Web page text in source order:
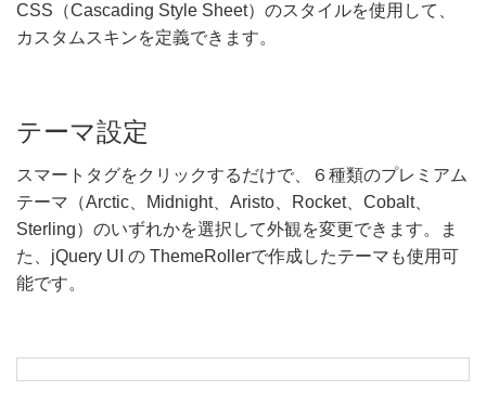
CSS（Cascading Style Sheet）のスタイルを使用して、
カスタムスキンを定義できます。
テーマ設定
スマートタグをクリックするだけで、６種類のプレミアム
テーマ（Arctic、Midnight、Aristo、Rocket、Cobalt、
Sterling）のいずれかを選択して外観を変更できます。ま
た、jQuery UI の ThemeRollerで作成したテーマも使用可
能です。